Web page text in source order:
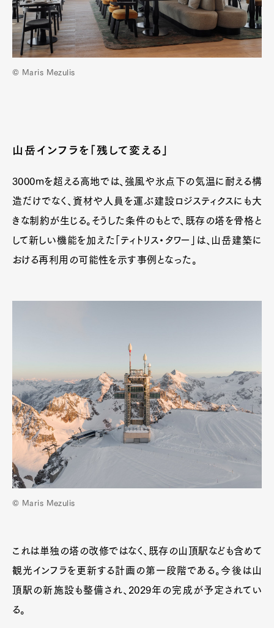
© Maris Mezulis
山岳インフラを「残して変える」
3000mを超える高地では、強風や氷点下の気温に耐える構
造だけでなく、資材や人員を運ぶ建設ロジスティクスにも大
きな制約が生じる。そうした条件のもとで、既存の塔を骨格と
して新しい機能を加えた「ティトリス・タワー」は、山岳建築に
おける再利用の可能性を示す事例となった。
© Maris Mezulis
これは単独の塔の改修ではなく、既存の山頂駅なども含めて
観光インフラを更新する計画の第一段階である。今後は山
頂駅の新施設も整備され、2029年の完成が予定されてい
る。